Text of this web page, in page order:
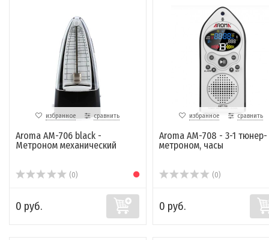
избранное сравнить
Aroma AM-706 black -
Метроном механический
(0)
0 руб.
избранное сравнить
Aroma AM-708 - 3-1 тюнер-
метроном, часы
(0)
0 руб.